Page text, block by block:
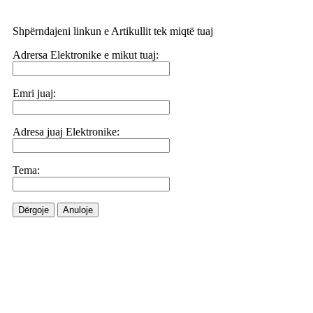
Shpërndajeni linkun e Artikullit tek miqtë tuaj
Adrersa Elektronike e mikut tuaj:
Emri juaj:
Adresa juaj Elektronike:
Tema:
Dërgoje Anuloje